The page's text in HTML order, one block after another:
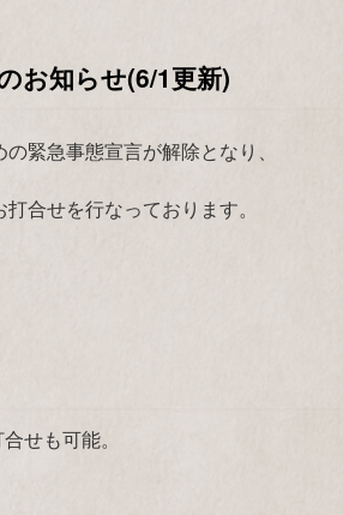
お知らせ(6/1更新)
緊急事態宣言が解除となり、
合せを行なっております。
せも可能。